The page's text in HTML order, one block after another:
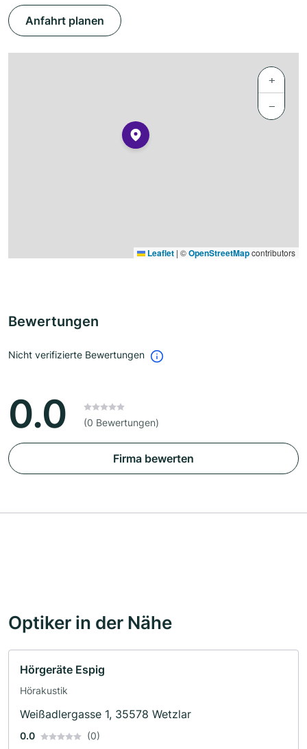
Anfahrt planen
+
−
Leaflet | ©OpenStreetMapcontributors
Bewertungen
Nicht verifizierte Bewertungen
0.0 (0 Bewertungen)
Firma bewerten
Optiker in der Nähe
Hörgeräte Espig
Hörakustik
Weißadlergasse 1, 35578 Wetzlar
0.0 (0)